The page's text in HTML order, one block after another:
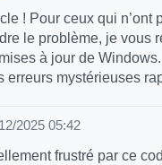
! Pour ceux qui n’ont
le problème, je vous
à jour de
erreurs mystérieuses
2025 05:42
frustré par ce